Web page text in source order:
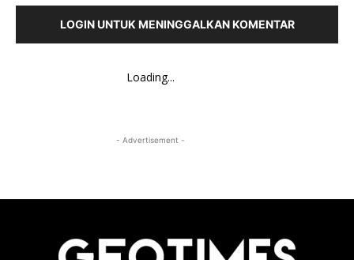
LOGIN UNTUK MENINGGALKAN KOMENTAR
Loading...
- Advertisement -